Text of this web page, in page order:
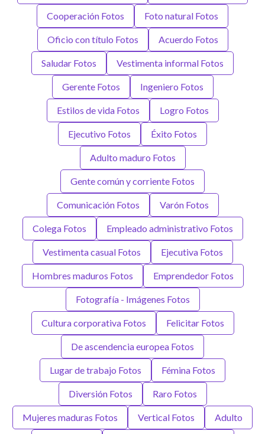
Cooperación Fotos Foto natural Fotos
Oficio con título Fotos Acuerdo Fotos
Saludar Fotos Vestimenta informal Fotos
Gerente Fotos Ingeniero Fotos
Estilos de vida Fotos Logro Fotos
Ejecutivo Fotos Éxito Fotos
Adulto maduro Fotos
Gente común y corriente Fotos
Comunicación Fotos Varón Fotos
Colega Fotos Empleado administrativo Fotos
Vestimenta casual Fotos Ejecutiva Fotos
Hombres maduros Fotos Emprendedor Fotos
Fotografía - Imágenes Fotos
Cultura corporativa Fotos Felicitar Fotos
De ascendencia europea Fotos
Lugar de trabajo Fotos Fémina Fotos
Diversión Fotos Raro Fotos
Mujeres maduras Fotos Vertical Fotos Adulto